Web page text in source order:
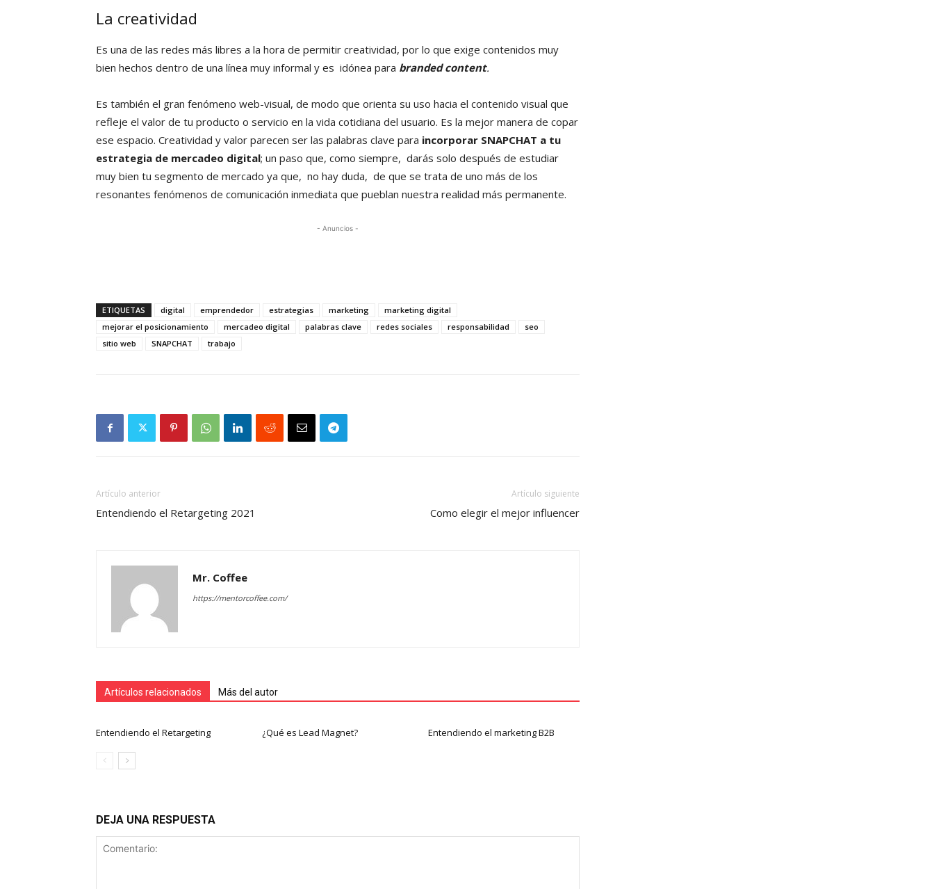
La creatividad
Es una de las redes más libres a la hora de permitir creatividad, por lo que exige contenidos muy
bien hechos dentro de una línea muy informal y es idónea para branded content.
Es también el gran fenómeno web-visual, de modo que orienta su uso hacia el contenido visual que
refleje el valor de tu producto o servicio en la vida cotidiana del usuario. Es la mejor manera de copar
ese espacio. Creatividad y valor parecen ser las palabras clave para incorporar SNAPCHAT a tu
estrategia de mercadeo digital; un paso que, como siempre, darás solo después de estudiar
muy bien tu segmento de mercado ya que, no hay duda, de que se trata de uno más de los
resonantes fenómenos de comunicación inmediata que pueblan nuestra realidad más permanente.
- Anuncios -
ETIQUETAS digital emprendedor estrategias marketing
marketing digital
mejorar el posicionamiento
mercadeo digital palabras clave redes sociales responsabilidad
seo
sitio web
SNAPCHAT trabajo
Artículo anterior
Entendiendo el Retargeting 2021
Artículo siguiente
Como elegir el mejor influencer
Mr. Coffee
https://mentorcoffee.com/
Artículos relacionados Más del autor
Entendiendo el Retargeting ¿Qué es Lead Magnet? Entendiendo el marketing B2B
DEJA UNA RESPUESTA